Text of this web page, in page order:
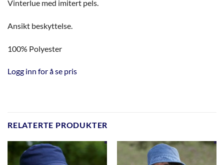
Vinterlue med imitert pels.
Ansikt beskyttelse.
100% Polyester
Logg inn for å se pris
RELATERTE PRODUKTER